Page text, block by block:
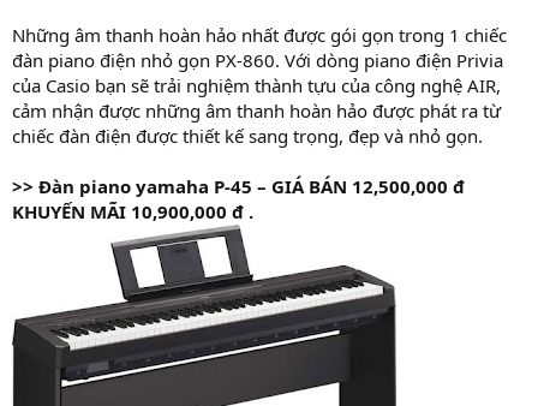
Những âm thanh hoàn hảo nhất được gói gọn trong 1 chiếc
đàn piano điện nhỏ gọn PX-860. Với dòng piano điện Privia
của Casio bạn sẽ trải nghiệm thành tựu của công nghệ AIR,
cảm nhận được những âm thanh hoàn hảo được phát ra từ
chiếc đàn điện được thiết kế sang trọng, đẹp và nhỏ gọn.
>> Đàn piano yamaha P-45 – GIÁ BÁN 12,500,000 đ
KHUYẾN MÃI 10,900,000 đ .